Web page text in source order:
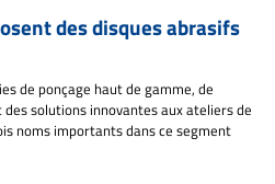
des disques abrasifs
de ponçage haut de gamme, de
solutions innovantes aux ateliers de
noms importants dans ce segment